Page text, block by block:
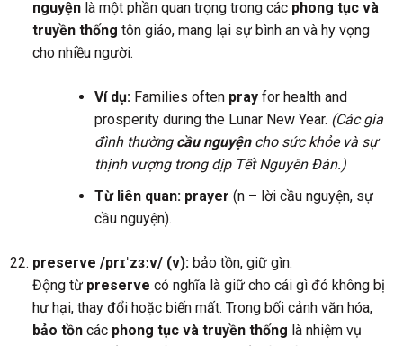
nguyệnlà một phần quan trọng trong các phong tục và
truyền thống tôn giáo, mang lại sự bình an và hy vọng
cho nhiều người.
Ví dụ:Families often prayfor health and
prosperity during the Lunar New Year. (Các gia
đình thường cầu nguyệncho sức khỏe và sự
thịnh vượng trong dịp Tết Nguyên Đán.)
Từ liên quan: prayer (n – lời cầu nguyện, sự
cầu nguyện).
preserve /prɪˈzɜːv/ (v):bảo tồn, giữ gìn.
Động từ preserve có nghĩa là giữ cho cái gì đó không bị
hư hại, thay đổi hoặc biến mất. Trong bối cảnh văn hóa,
bảo tồncác phong tục và truyền thống là nhiệm vụ